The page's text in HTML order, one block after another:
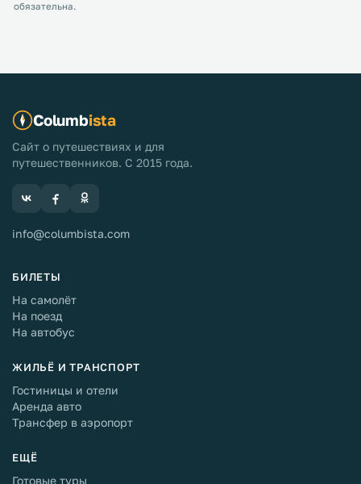
обязательна.
Columbista
Сайт о путешествиях и для
путешественников. С 2015 года.
info@columbista.com
БИЛЕТЫ
На самолёт
На поезд
На автобус
ЖИЛЬЁ И ТРАНСПОРТ
Гостиницы и отели
Аренда авто
Трансфер в аэропорт
ЕЩЁ
Готовые туры